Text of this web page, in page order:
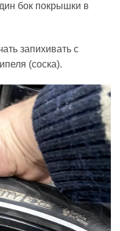
бок покрышки в
запихивать с
(соска).